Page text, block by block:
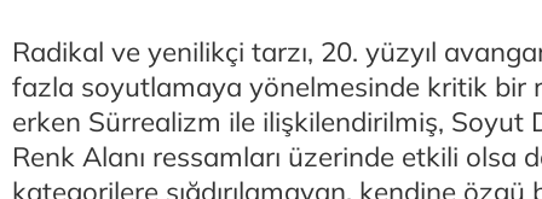
Radikal ve yenilikçi tarzı, 20. yüzyıl
fazla soyutlamaya yönelmesinde kritik bir
erken Sürrealizm ile ilişkilendirilmiş, Soyut
Renk Alanı ressamları üzerinde etkili olsa
kategorilere sığdırılamayan, kendine özgü